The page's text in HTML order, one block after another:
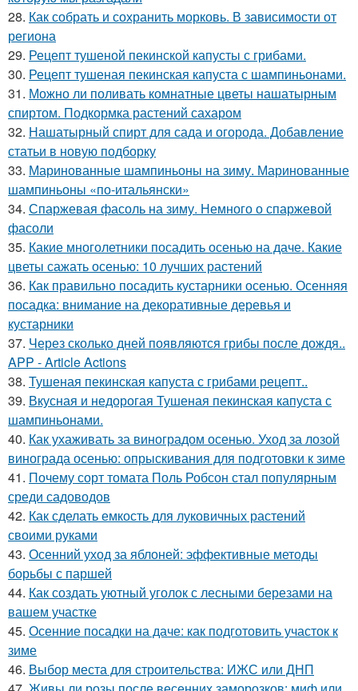
28. Как собрать и сохранить морковь. В зависимости от
региона
29. Рецепт тушеной пекинской капусты с грибами.
30. Рецепт тушеная пекинская капуста с шампиньонами.
31. Можно ли поливать комнатные цветы нашатырным
спиртом. Подкормка растений сахаром
32. Нашатырный спирт для сада и огорода. Добавление
статьи в новую подборку
33. Маринованные шампиньоны на зиму. Маринованные
шампиньоны «по-итальянски»
34. Спаржевая фасоль на зиму. Немного о спаржевой
фасоли
35. Какие многолетники посадить осенью на даче. Какие
цветы сажать осенью: 10 лучших растений
36. Как правильно посадить кустарники осенью. Осенняя
посадка: внимание на декоративные деревья и
кустарники
37. Через сколько дней появляются грибы после дождя..
APP - Article Actions
38. Тушеная пекинская капуста с грибами рецепт..
39. Вкусная и недорогая Тушеная пекинская капуста с
шампиньонами.
40. Как ухаживать за виноградом осенью. Уход за лозой
винограда осенью: опрыскивания для подготовки к зиме
41. Почему сорт томата Поль Робсон стал популярным
среди садоводов
42. Как сделать емкость для луковичных растений
своими руками
43. Осенний уход за яблоней: эффективные методы
борьбы с паршей
44. Как создать уютный уголок с лесными березами на
вашем участке
45. Осенние посадки на даче: как подготовить участок к
зиме
46. Выбор места для строительства: ИЖС или ДНП